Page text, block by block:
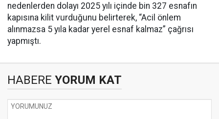
nedenlerden dolayı 2025 yılı içinde bin 327 esnafın
kapısına kilit vurduğunu belirterek, “Acil önlem
alınmazsa 5 yıla kadar yerel esnaf kalmaz” çağrısı
yapmıştı.
HABERE YORUM KAT